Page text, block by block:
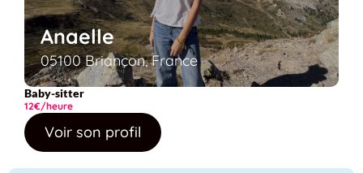
Anaelle
05100 Briançon, France
Baby-sitter
12€/heure
Voir son profil